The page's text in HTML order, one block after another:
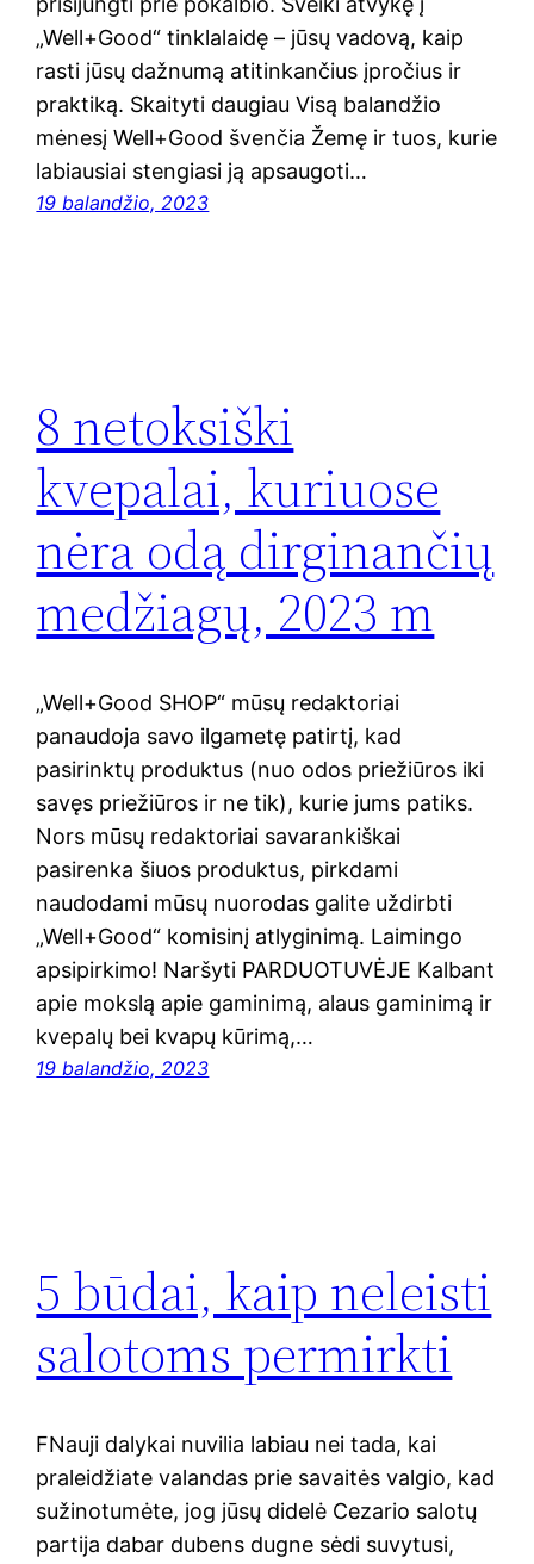
„Well+Good“ tinklalaidę – jūsų vadovą, kaip
rasti jūsų dažnumą atitinkančius įpročius ir
praktiką. Skaityti daugiau Visą balandžio
mėnesį Well+Good švenčia Žemę ir tuos, kurie
labiausiai stengiasi ją apsaugoti…
19 balandžio, 2023
8 netoksiški
kvepalai, kuriuose
nėra odą dirginančių
medžiagų, 2023 m
„Well+Good SHOP“ mūsų redaktoriai
panaudoja savo ilgametę patirtį, kad
pasirinktų produktus (nuo odos priežiūros iki
savęs priežiūros ir ne tik), kurie jums patiks.
Nors mūsų redaktoriai savarankiškai
pasirenka šiuos produktus, pirkdami
naudodami mūsų nuorodas galite uždirbti
„Well+Good“ komisinį atlyginimą. Laimingo
apsipirkimo! Naršyti PARDUOTUVĖJE Kalbant
apie mokslą apie gaminimą, alaus gaminimą ir
kvepalų bei kvapų kūrimą,…
19 balandžio, 2023
5 būdai, kaip neleisti
salotoms permirkti
FNauji dalykai nuvilia labiau nei tada, kai
praleidžiate valandas prie savaitės valgio, kad
sužinotumėte, jog jūsų didelė Cezario salotų
partija dabar dubens dugne sėdi suvytusi,